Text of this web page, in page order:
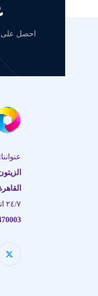
احصل على
عنواننا:
٢٤/٧ اتصال مجاني: